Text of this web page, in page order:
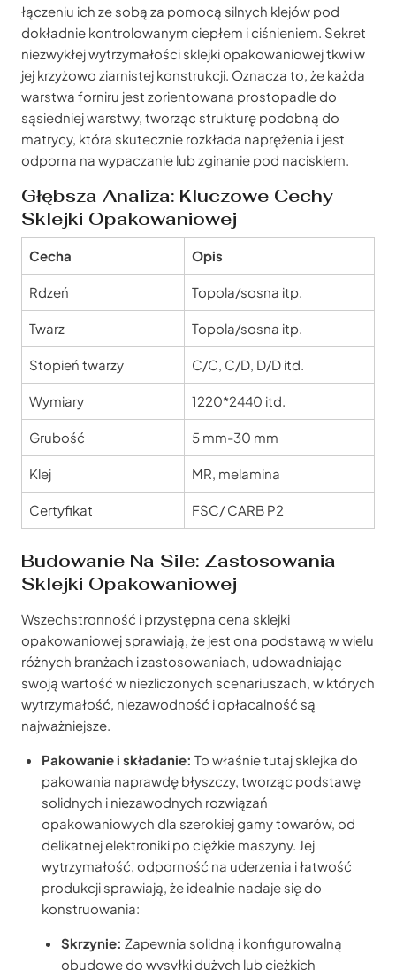
łączeniu ich ze sobą za pomocą silnych klejów pod
dokładnie kontrolowanym ciepłem i ciśnieniem. Sekret
niezwykłej wytrzymałości sklejki opakowaniowej tkwi w
jej krzyżowo ziarnistej konstrukcji. Oznacza to, że każda
warstwa forniru jest zorientowana prostopadle do
sąsiedniej warstwy, tworząc strukturę podobną do
matrycy, która skutecznie rozkłada naprężenia i jest
odporna na wypaczanie lub zginanie pod naciskiem.
Głębsza Analiza: Kluczowe Cechy
Sklejki Opakowaniowej
Cecha Opis
Rdzeń Topola/sosna itp.
Twarz Topola/sosna itp.
Stopień twarzy C/C, C/D, D/D itd.
Wymiary 1220*2440 itd.
Grubość 5 mm-30 mm
Klej MR, melamina
Certyfikat FSC/ CARB P2
Budowanie Na Sile: Zastosowania
Sklejki Opakowaniowej
Wszechstronność i przystępna cena sklejki
opakowaniowej sprawiają, że jest ona podstawą w wielu
różnych branżach i zastosowaniach, udowadniając
swoją wartość w niezliczonych scenariuszach, w których
wytrzymałość, niezawodność i opłacalność są
najważniejsze.
Pakowanie i składanie: To właśnie tutaj sklejka do
pakowania naprawdę błyszczy, tworząc podstawę
solidnych i niezawodnych rozwiązań
opakowaniowych dla szerokiej gamy towarów, od
delikatnej elektroniki po ciężkie maszyny. Jej
wytrzymałość, odporność na uderzenia i łatwość
produkcji sprawiają, że idealnie nadaje się do
konstruowania:
Skrzynie: Zapewnia solidną i konfigurowalną
obudowę do wysyłki dużych lub ciężkich